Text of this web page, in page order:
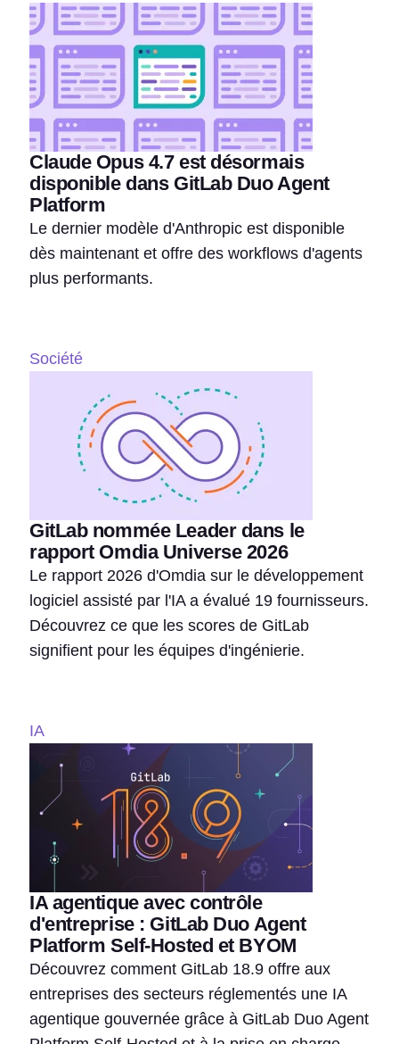
Claude Opus 4.7 est désormais
disponible dans GitLab Duo Agent
Platform
Le dernier modèle d'Anthropic est disponible
dès maintenant et offre des workflows d'agents
plus performants.
Société
GitLab nommée Leader dans le
rapport Omdia Universe 2026
Le rapport 2026 d'Omdia sur le développement
logiciel assisté par l'IA a évalué 19 fournisseurs.
Découvrez ce que les scores de GitLab
signifient pour les équipes d'ingénierie.
IA
IA agentique avec contrôle
d'entreprise : GitLab Duo Agent
Platform Self-Hosted et BYOM
Découvrez comment GitLab 18.9 offre aux
entreprises des secteurs réglementés une IA
agentique gouvernée grâce à GitLab Duo Agent